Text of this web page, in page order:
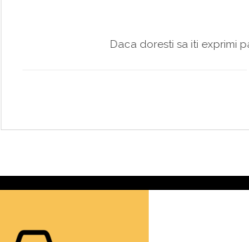
Daca doresti sa iti exprimi